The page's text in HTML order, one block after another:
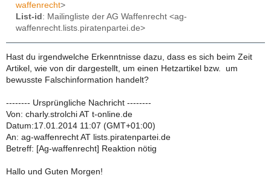
waffenrecht>
List-id : Mailingliste der AG Waffenrecht <ag-
waffenrecht.lists.piratenpartei.de>
Hast du irgendwelche Erkenntnisse dazu, dass es sich beim Zeit
Artikel, wie von dir dargestellt, um einen Hetzartikel bzw. um
bewusste Falschinformation handelt?
-------- Ursprüngliche Nachricht --------
Von: charly.strolchi AT t-online.de
Datum:17.01.2014 11:07 (GMT+01:00)
An: ag-waffenrecht AT lists.piratenpartei.de
Betreff: [Ag-waffenrecht] Reaktion nötig
Hallo und Guten Morgen!